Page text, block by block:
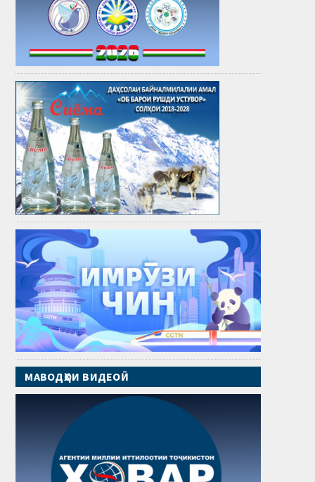
МАВОДҲОИ ВИДЕОӢ